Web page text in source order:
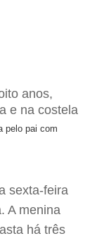
pelo pai com
sexta-feira
A menina
há três